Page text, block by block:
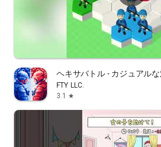
ヘキサバトル - カジュアル
FTY LLC.
3.1
star